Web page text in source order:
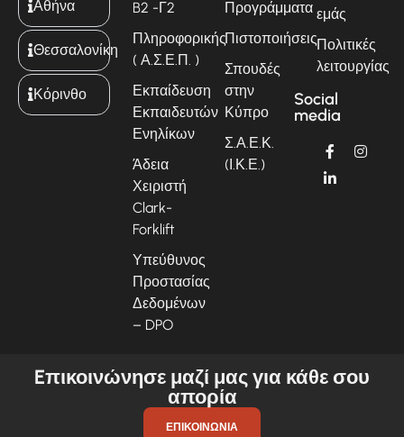
Αθήνα
Θεσσαλονίκη
Κόρινθο
B2 -Γ2
Πληροφορικής
( Α.Σ.Ε.Π. )
Εκπαίδευση
Εκπαιδευτών
Ενηλίκων
Άδεια
Χειριστή
Clark-
Forklift
Υπεύθυνος
Προστασίας
Δεδομένων
– DPO
Προγράμματα
Πιστοποιήσεις
Σπουδές
στην
Κύπρο
Σ.Α.Ε.Κ.
(Ι.Κ.Ε.)
εμάς
Πολιτικές
λειτουργίας
Social
media
Eπικοινώνησε μαζί μας για κάθε σου
απορία
ΕΠΙΚΟΙΝΩΝΊΑ